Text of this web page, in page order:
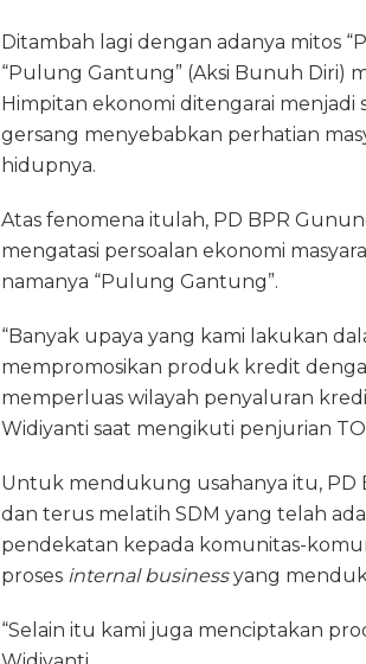
Ditambah lagi dengan adanya mitos
“Pulung Gantung” (Aksi Bunuh Diri)
Himpitan ekonomi ditengarai
gersang menyebabkan perhatian
hidupnya.
Atas fenomena itulah, PD BPR
mengatasi persoalan ekonomi
namanya “Pulung Gantung”.
“Banyak upaya yang kami lakukan
mempromosikan produk kredit
memperluas wilayah penyaluran
Widiyanti saat mengikuti penjurian
Untuk mendukung usahanya itu, PD
dan terus melatih SDM yang telah
pendekatan kepada komunitas-
proses internal businessyang
“Selain itu kami juga menciptakan